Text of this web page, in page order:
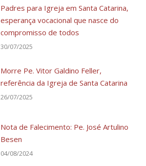
Padres para Igreja em Santa Catarina,
esperança vocacional que nasce do
compromisso de todos
30/07/2025
Morre Pe. Vitor Galdino Feller,
referência da Igreja de Santa Catarina
26/07/2025
Nota de Falecimento: Pe. José Artulino
Besen
04/08/2024